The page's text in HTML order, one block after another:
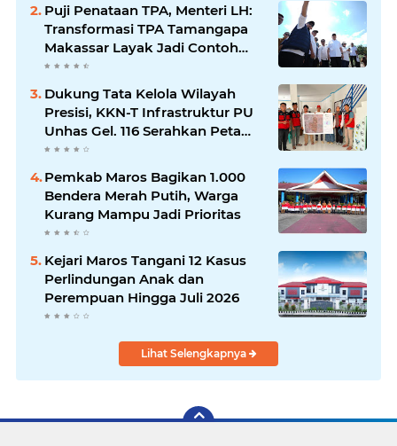
Puji Penataan TPA, Menteri LH:
Transformasi TPA Tamangapa
Makassar Layak Jadi Contoh
Nasional
Dukung Tata Kelola Wilayah
Presisi, KKN-T Infrastruktur PU
Unhas Gel. 116 Serahkan Peta
Batas Dusun Berbasis GIS ke
Desa Bonto Matene
Pemkab Maros Bagikan 1.000
Bendera Merah Putih, Warga
Kurang Mampu Jadi Prioritas
Kejari Maros Tangani 12 Kasus
Perlindungan Anak dan
Perempuan Hingga Juli 2026
Lihat Selengkapnya